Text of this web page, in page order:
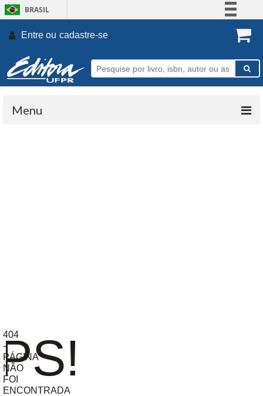
BRASIL
Participe
Entre ou cadastre-se.
Menu
404
-
PÁGINA
NÃO
FOI
ENCONTRADA